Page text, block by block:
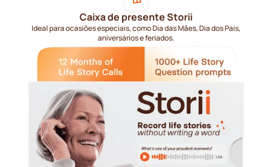
Caixa de presente Storii
Ideal para ocasiões especiais, como Dia das Mães, Dia dos Pais,
aniversários e feriados.